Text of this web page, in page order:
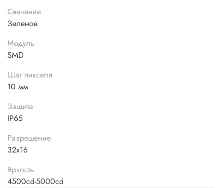
Свечение
Зеленое
Модуль
SMD
Шаг пикселя
10 мм
Защита
IP65
Разрешение
32х16
Яркость
4500cd-5000cd